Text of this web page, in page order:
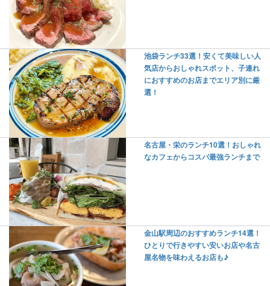
池袋ランチ33選！安くて美味しい人
気店からおしゃれスポット、子連れ
におすすめのお店までエリア別に厳
選！
名古屋・栄のランチ10選！おしゃれ
なカフェからコスパ最強ランチまで
金山駅周辺のおすすめランチ14選！
ひとりで行きやすい安いお店や名古
屋名物を味わえるお店も♪